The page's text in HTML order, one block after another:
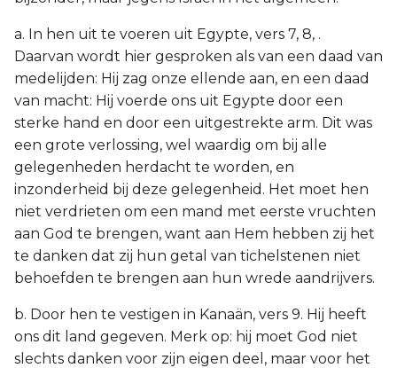
a. In hen uit te voeren uit Egypte, vers 7, 8, .
Daarvan wordt hier gesproken als van een daad van
medelijden: Hij zag onze ellende aan, en een daad
van macht: Hij voerde ons uit Egypte door een
sterke hand en door een uitgestrekte arm. Dit was
een grote verlossing, wel waardig om bij alle
gelegenheden herdacht te worden, en
inzonderheid bij deze gelegenheid. Het moet hen
niet verdrieten om een mand met eerste vruchten
aan God te brengen, want aan Hem hebben zij het
te danken dat zij hun getal van tichelstenen niet
behoefden te brengen aan hun wrede aandrijvers.
b. Door hen te vestigen in Kanaän, vers 9. Hij heeft
ons dit land gegeven. Merk op: hij moet God niet
slechts danken voor zijn eigen deel, maar voor het